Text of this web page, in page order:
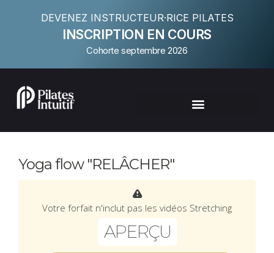
DEVENEZ INSTRUCTEUR·RICE PILATES
INSCRIPTION EN COURS
Cohorte septembre 2026
Yoga flow "RELÂCHER"
Votre forfait n'inclut pas les vidéos Stretching
APERÇU